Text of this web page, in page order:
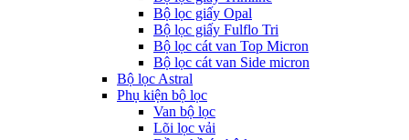
Bộ lọc giấy Opal
Bộ lọc giấy Fulflo Tri
Bộ lọc cát van Top Micron
Bộ lọc cát van Side micron
Bộ lọc Astral
Phụ kiện bộ lọc
Van bộ lọc
Lõi lọc vải